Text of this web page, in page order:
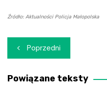
Źródło: Aktualności Policja Małopolska
Nawigacja
wpisu
Poprzedni
Powiązane teksty